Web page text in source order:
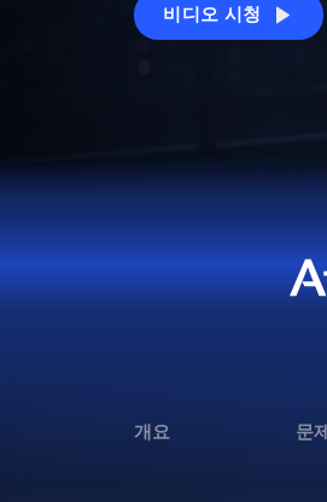
비디오 시청
개요 문제